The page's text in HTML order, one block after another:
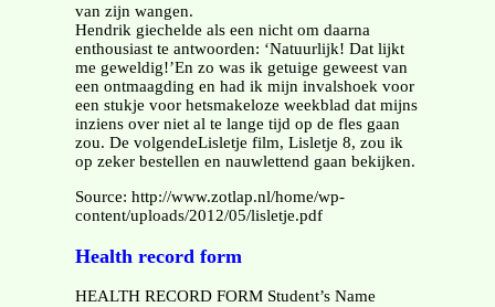
van zijn wangen.
Hendrik giechelde als een nicht om daarna
enthousiast te antwoorden: ‘Natuurlijk! Dat lijkt
me geweldig!’En zo was ik getuige geweest van
een ontmaagding en had ik mijn invalshoek voor
een stukje voor hetsmakeloze weekblad dat mijns
inziens over niet al te lange tijd op de fles gaan
zou. De volgendeLisletje film, Lisletje 8, zou ik
op zeker bestellen en nauwlettend gaan bekijken.
Source: http://www.zotlap.nl/home/wp-
content/uploads/2012/05/lisletje.pdf
Health record form
HEALTH RECORD FORM Student’s Name